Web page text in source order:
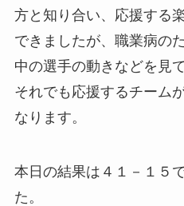
方と知り合い、応援する
できましたが、職業病の
中の選手の動きなどを見
それでも応援するチーム
なります。
本日の結果は４１－１５
た。